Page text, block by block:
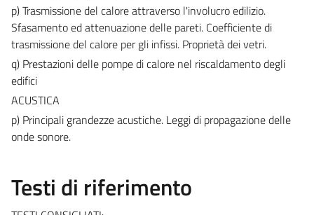
p) Trasmissione del calore attraverso l'involucro edilizio.
Sfasamento ed attenuazione delle pareti. Coefficiente di
trasmissione del calore per gli infissi. Proprietà dei vetri.
q) Prestazioni delle pompe di calore nel riscaldamento degli
edifici
ACUSTICA
p) Principali grandezze acustiche. Leggi di propagazione delle
onde sonore.
Testi di riferimento